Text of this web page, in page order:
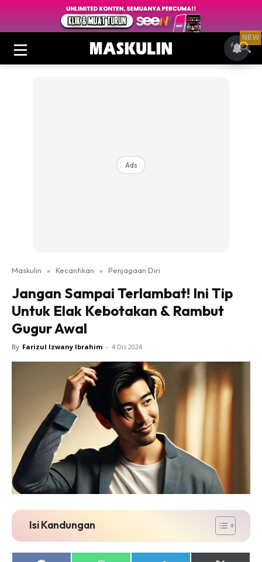
Ads
Maskulin » Kecantikan » Penjagaan Diri
Jangan Sampai Terlambat! Ini Tip
Untuk Elak Kebotakan & Rambut
Gugur Awal
By Farizul Izwany Ibrahim - 4 Dis 2024
Isi Kandungan
NEW